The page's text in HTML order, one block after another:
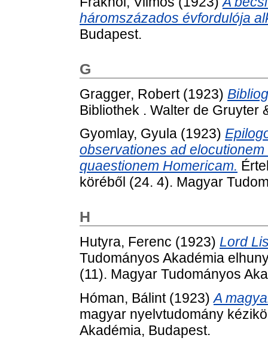
háromszázados évfordulója
Budapest.
G
Gragger, Robert(1923)
Bibliothek . Walter de Gruyter
Gyomlay, Gyula (1923)
observationes ad
quaestionem Homericam.
köréből (24. 4). Magyar
H
Hutyra, Ferenc (1923) Lord
Tudományos Akadémia
(11). Magyar Tudományos
Hóman, Bálint(1923)A
magyar nyelvtudomány
Akadémia, Budapest.